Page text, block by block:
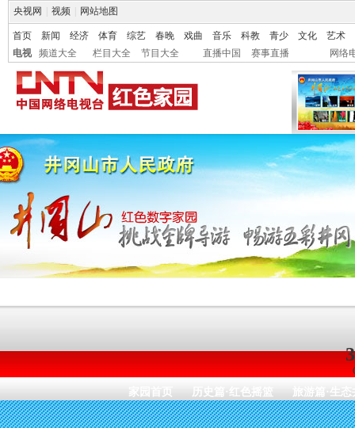
央视网 视频 网站地图
首页 新闻 经济 体育 综艺 春晚 戏曲 音乐 科教 青少 文化
艺术
电视
频道大全 栏目大全 节目大全 直播中国 赛事直播 网络
家园首页 历史篇·红色摇篮 旅游篇·生态